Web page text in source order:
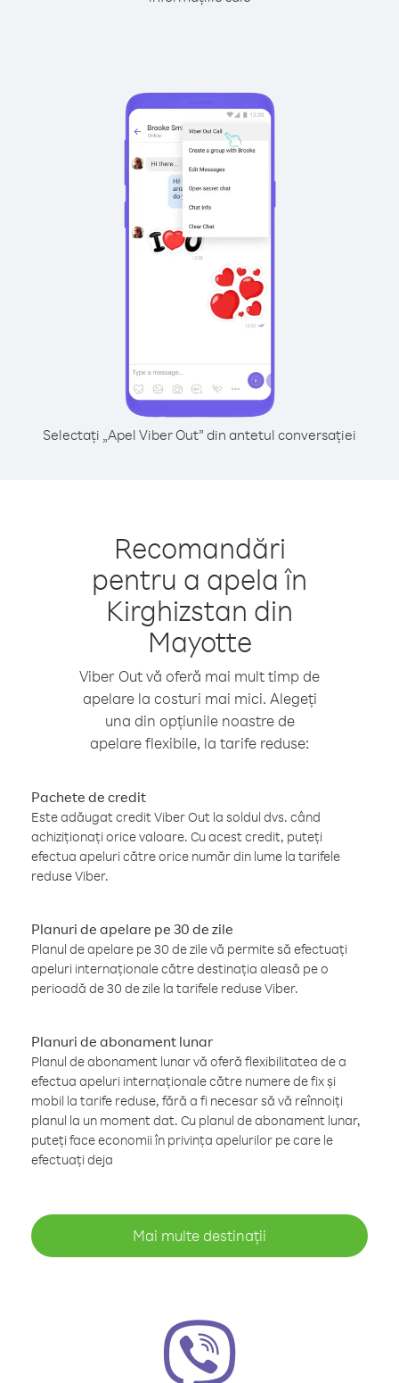
Selectați „Apel Viber Out” din antetul conversației
Recomandări
pentru a apela în
Kirghizstan din
Mayotte
Viber Out vă oferă mai mult timp de
apelare la costuri mai mici. Alegeți
una din opțiunile noastre de
apelare flexibile, la tarife reduse:
Pachete de credit
Este adăugat credit Viber Out la soldul dvs. când
achiziționați orice valoare. Cu acest credit, puteți
efectua apeluri către orice număr din lume la tarifele
reduse Viber.
Planuri de apelare pe 30 de zile
Planul de apelare pe 30 de zile vă permite să efectuați
apeluri internaționale către destinația aleasă pe o
perioadă de 30 de zile la tarifele reduse Viber.
Planuri de abonament lunar
Planul de abonament lunar vă oferă flexibilitatea de a
efectua apeluri internaționale către numere de fix și
mobil la tarife reduse, fără a fi necesar să vă reînnoiți
planul la un moment dat. Cu planul de abonament lunar,
puteți face economii în privința apelurilor pe care le
efectuați deja
Mai multe destinații